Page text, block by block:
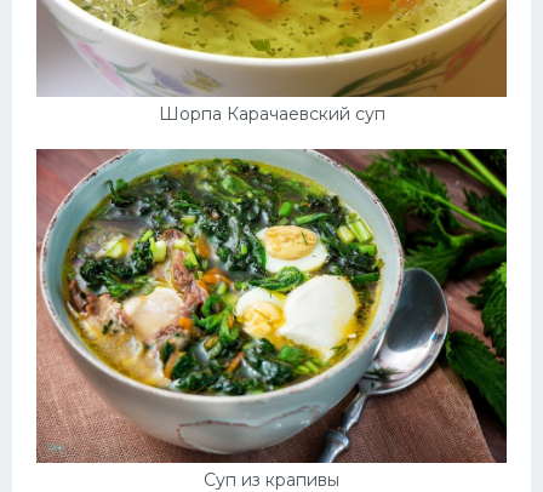
Шорпа Карачаевский суп
Суп из крапивы